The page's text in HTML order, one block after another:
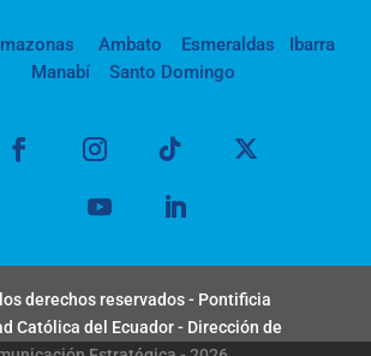
Ambato Esmeraldas
Ibarra
Manabí
Santo Domingo
derechos reservados - Pontificia
Católica del Ecuador - Dirección de